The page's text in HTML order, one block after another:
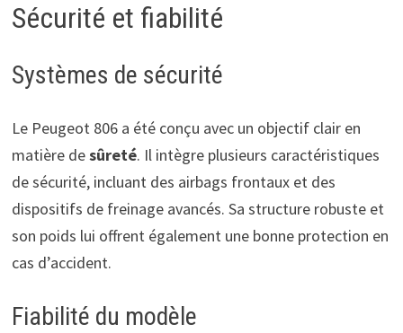
Sécurité et fiabilité
Systèmes de sécurité
Le Peugeot 806 a été conçu avec un objectif clair en
matière desûreté. Il intègre plusieurs caractéristiques
de sécurité, incluant des airbags frontaux et des
dispositifs de freinage avancés. Sa structure robuste et
son poids lui offrent également une bonne protection en
cas d’accident.
Fiabilité du modèle